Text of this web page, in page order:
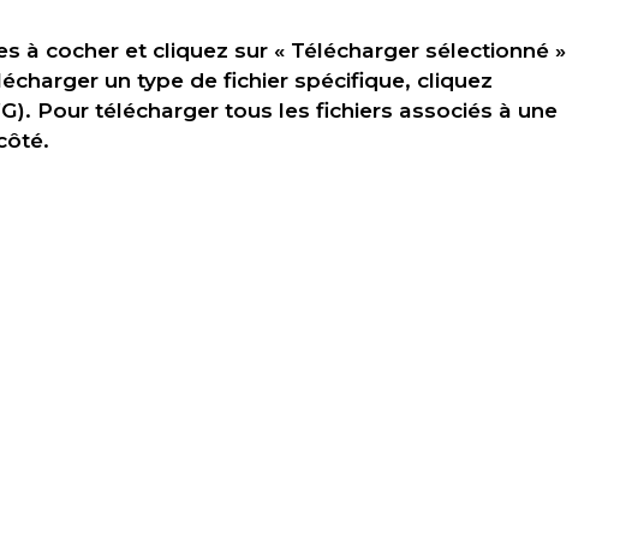
à cocher et cliquez sur « Télécharger sélectionné »
un type de fichier spécifique, cliquez
Pour télécharger tous les fichiers associés à une